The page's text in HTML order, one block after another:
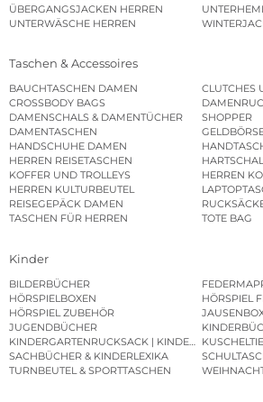
ÜBERGANGSJACKEN HERREN
UNTERWÄSCHE HERREN
Taschen & Accessoires
BAUCHTASCHEN DAMEN
CLUTCHES
CROSSBODY BAGS
DAMENSCHALS & DAMENTÜCHER
SHOPPER
DAMENTASCHEN
HANDSCHUHE DAMEN
HERREN REISETASCHEN
KOFFER UND TROLLEYS
HERREN
HERREN KULTURBEUTEL
REISEGEPÄCK DAMEN
TASCHEN FÜR HERREN
TOTE BAG
Kinder
BILDERBÜCHER
HÖRSPIELBOXEN
HÖRSPIEL
HÖRSPIEL ZUBEHÖR
JUGENDBÜCHER
KINDERGARTENRUCKSACK |
SACHBÜCHER & KINDERLEXIKA
TURNBEUTEL & SPORTTASCHEN